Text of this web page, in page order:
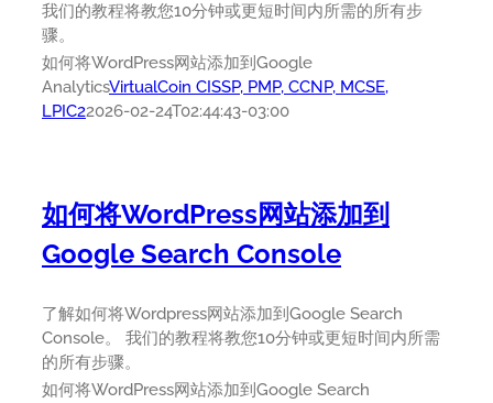
我们的教程将教您10分钟或更短时间内所需的所有步
骤。
如何将WordPress网站添加到Google
AnalyticsVirtualCoin CISSP, PMP, CCNP, MCSE,
LPIC22026-02-24T02:44:43-03:00
如何将WordPress网站添加到
Google Search Console
了解如何将Wordpress网站添加到Google Search
Console。 我们的教程将教您10分钟或更短时间内所需
的所有步骤。
如何将WordPress网站添加到Google Search